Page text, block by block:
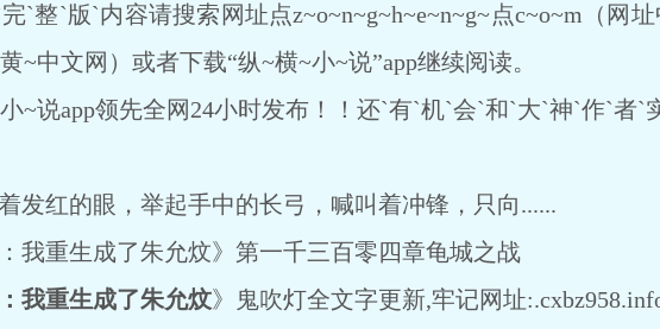
`版`内容请搜索网址点z~o~n~g~h~e~n~g~点c~o~m（网
~中文网）或者下载“纵~横~小~说”app继续阅读。
说app领先全网24小时发布！！还`有`机`会`和`大`神`作`者`
红的眼，举起手中的长弓，喊叫着冲锋，只向......
重生成了朱允炆》第一千三百零四章龟城之战
我重生成了朱允炆》鬼吹灯全文字更新,牢记网址